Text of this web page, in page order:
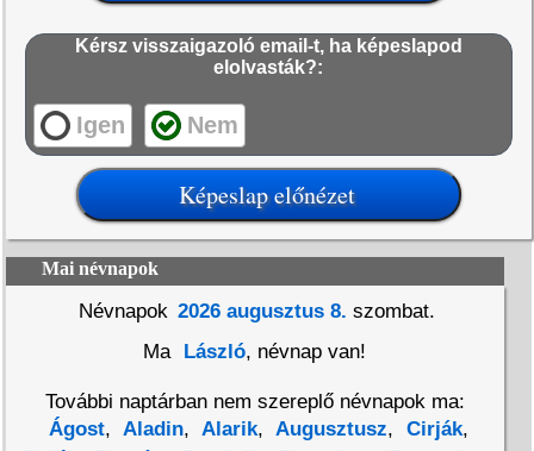
Kérsz visszaigazoló email-t, ha képeslapod
elolvasták?:
Igen Nem
Mai névnapok
Névnapok 2026 augusztus 8. szombat.
Ma
László, névnap van!
További naptárban nem szereplő névnapok ma:
Ágost, Aladin, Alarik, Augusztusz, Cirják,